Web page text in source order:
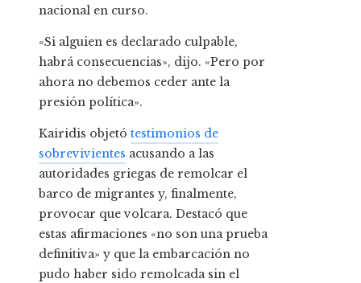
nacional en curso.
«Si alguien es declarado culpable,
habrá consecuencias», dijo. «Pero por
ahora no debemos ceder ante la
presión política».
Kairidis objetó testimonios de
sobrevivientes acusando a las
autoridades griegas de remolcar el
barco de migrantes y, finalmente,
provocar que volcara. Destacó que
estas afirmaciones «no son una prueba
definitiva» y que la embarcación no
pudo haber sido remolcada sin el